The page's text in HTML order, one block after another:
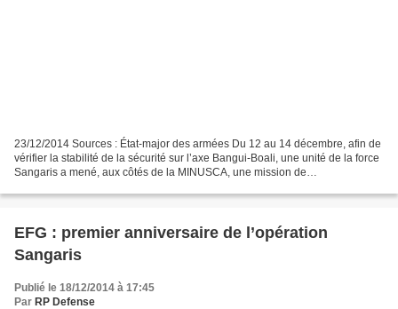
23/12/2014 Sources : État-major des armées Du 12 au 14 décembre, afin de
vérifier la stabilité de la sécurité sur l’axe Bangui-Boali, une unité de la force
Sangaris a mené, aux côtés de la MINUSCA, une mission de
EFG : premier anniversaire de l’opération
Sangaris
Publié le 18/12/2014 à 17:45
Par RP Defense